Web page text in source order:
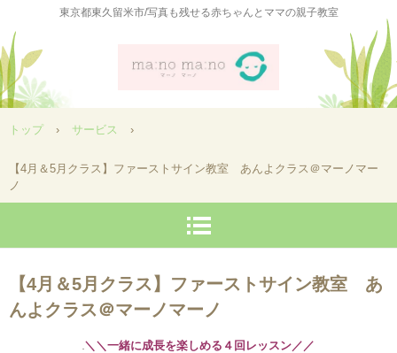
東京都東久留米市/写真も残せる赤ちゃんとママの親子教室
トップ › サービス ›
【4月＆5月クラス】ファーストサイン教室 あんよクラス＠マーノマー
ノ
【4月＆5月クラス】ファーストサイン教室 あ
んよクラス＠マーノマーノ
＼＼一緒に成長を楽しめる４回レッスン／／